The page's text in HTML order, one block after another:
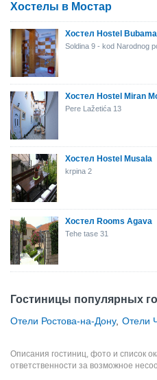
Хостелы в Мостар
Хостел Hostel
Soldina 9 - kod Narodnog
Хостел Hostel Miran
Pere Lažetića 13
Хостел Hostel Musala
krpina 2
Хостел Rooms Agava
Tehe tase 31
Гостиницы популярных
Отели Ростова-на-Дону, Отели
Описания гостиниц, фото и список
ответственности за возможное